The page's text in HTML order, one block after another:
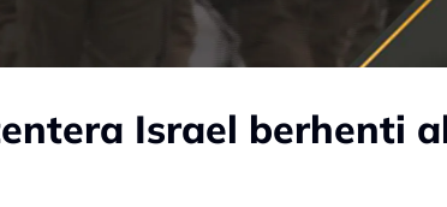
Israel berhenti